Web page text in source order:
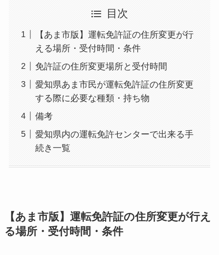
目次
【あま市版】運転免許証の住所変更が行
える場所・受付時間・条件
免許証の住所変更場所と受付時間
愛知県あま市民が運転免許証の住所変更
する際に必要な種類・持ち物
備考
愛知県内の運転免許センターで出来る手
続き一覧
【あま市版】運転免許証の住所変更が行え
る場所・受付時間・条件